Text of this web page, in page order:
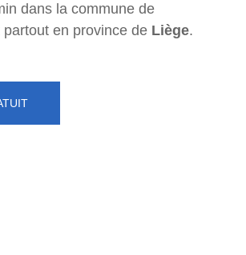
dans la commune de
partout en province de Liège.